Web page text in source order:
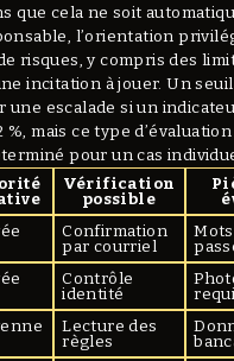
que cela ne soit
l’orientation
risques, y compris des
incitation à jouer. Un
une escalade si un
%, mais ce type
pour un cas
Vérification
possible
Confirmation
par courriel
Contrôle
identité
Lecture des
règles